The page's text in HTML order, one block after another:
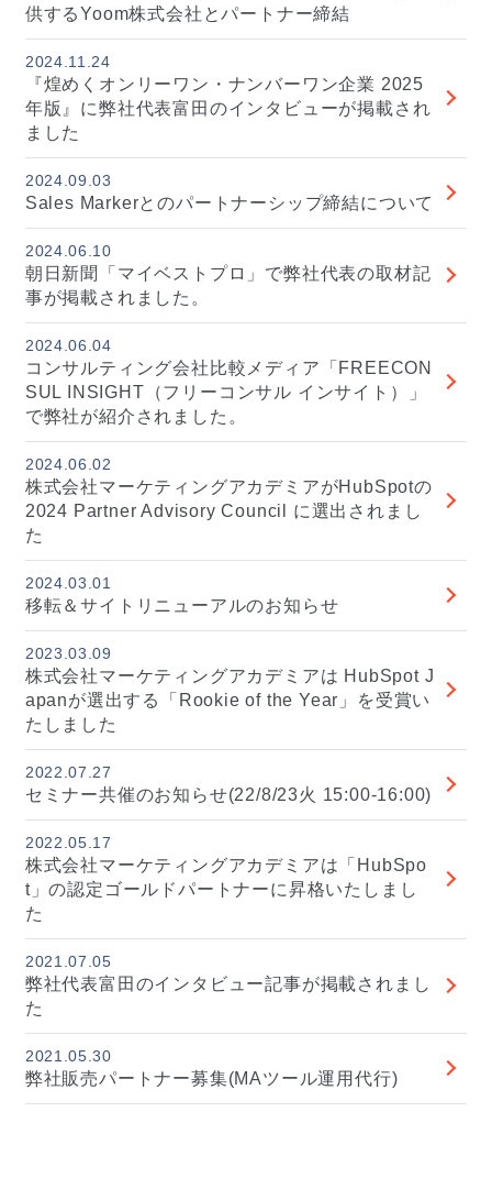
供するYoom株式会社とパートナー締結
2024.11.24
『煌めくオンリーワン・ナンバーワン企業 2025
年版』に弊社代表富田のインタビューが掲載され
ました
2024.09.03
Sales Markerとのパートナーシップ締結について
2024.06.10
朝日新聞「マイベストプロ」で弊社代表の取材記
事が掲載されました。
2024.06.04
コンサルティング会社比較メディア「FREECON
SUL INSIGHT（フリーコンサル インサイト）」
で弊社が紹介されました。
2024.06.02
株式会社マーケティングアカデミアがHubSpotの
2024 Partner Advisory Council に選出されまし
た
2024.03.01
移転＆サイトリニューアルのお知らせ
2023.03.09
株式会社マーケティングアカデミアは HubSpot J
apanが選出する「Rookie of the Year」を受賞い
たしました
2022.07.27
セミナー共催のお知らせ(22/8/23火 15:00-16:00)
2022.05.17
株式会社マーケティングアカデミアは「HubSpo
t」の認定ゴールドパートナーに昇格いたしまし
た
2021.07.05
弊社代表富田のインタビュー記事が掲載されまし
た
2021.05.30
弊社販売パートナー募集(MAツール運用代行)